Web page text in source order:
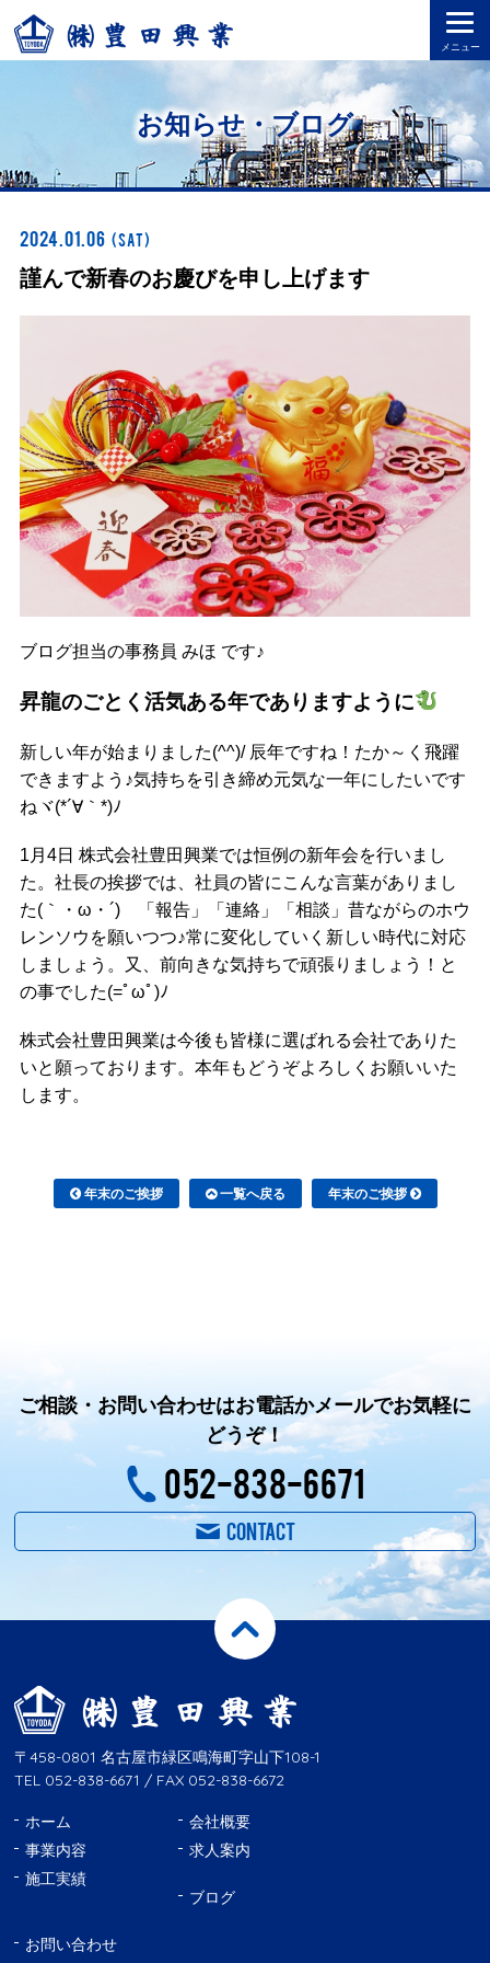
お知らせ・ブログ
2024.01.06 (Sat)
謹んで新春のお慶びを申し上げます
ブログ担当の事務員 みほ です♪
昇龍のごとく活気ある年でありますように
新しい年が始まりました(^^)/ 辰年ですね！たか～く飛躍
できますよう♪気持ちを引き締め元気な一年にしたいです
ねヾ(*´∀｀*)ﾉ
1月4日 株式会社豊田興業では恒例の新年会を行いまし
た。社長の挨拶では、社員の皆にこんな言葉がありまし
た(｀・ω・´) 「報告」「連絡」「相談」昔ながらのホウ
レンソウを願いつつ♪常に変化していく新しい時代に対応
しましょう。又、前向きな気持ちで頑張りましょう！と
の事でした(=ﾟωﾟ)ﾉ
株式会社豊田興業は今後も皆様に選ばれる会社でありた
いと願っております。本年もどうぞよろしくお願いいた
します。
年末のご挨拶 一覧へ戻る 年末のご挨拶
ご相談・お問い合わせはお電話かメールでお気軽に
どうぞ！
052-838-6671
CONTACT
〒458-0801 名古屋市緑区鳴海町字山下108-1
TEL 052-838-6671 / FAX 052-838-6672
ホーム
事業内容
施工実績
会社概要
求人案内
ブログ
お問い合わせ